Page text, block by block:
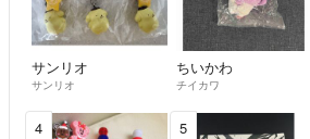
サンリオ
サンリオ
ちいかわ
チイカワ
4 5